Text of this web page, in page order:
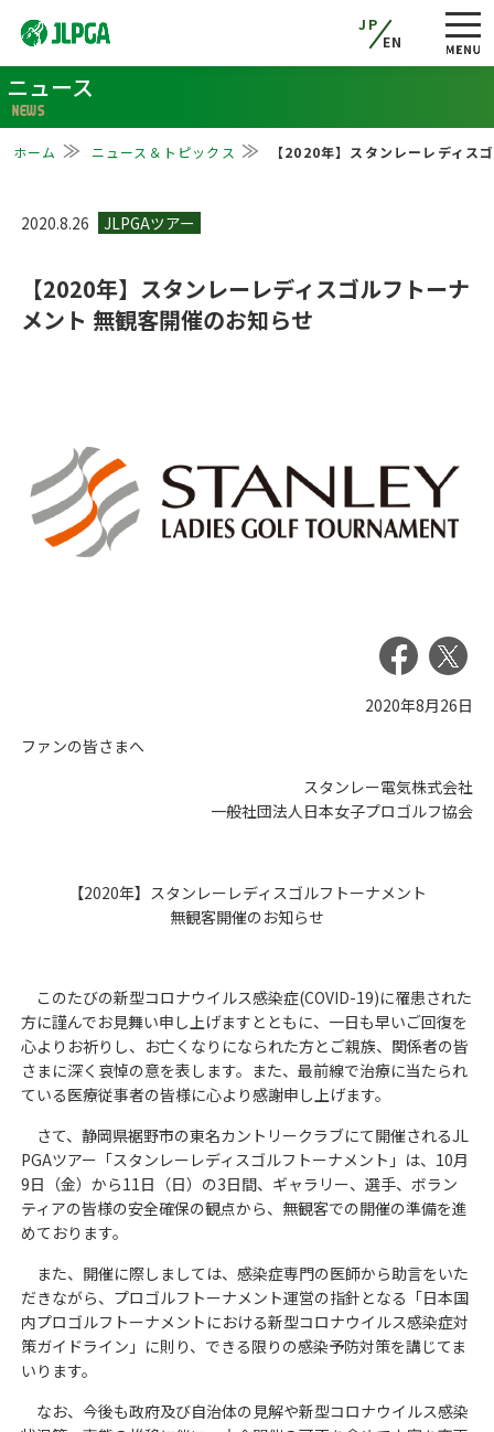
JP
EN
ニュース
NEWS
ホーム ニュース＆トピックス 【2020年】スタンレーレディス
2020.8.26
【2020年】スタンレーレディスゴルフトーナ
メント 無観客開催のお知らせ
2020年8月26日
ファンの皆さまへ
スタンレー電気株式会社
一般社団法人日本女子プロゴルフ協会
【2020年】スタンレーレディスゴルフトーナメント
無観客開催のお知らせ
このたびの新型コロナウイルス感染症(COVID-19)に罹患された
方に謹んでお見舞い申し上げますとともに、一日も早いご回復を
心よりお祈りし、お亡くなりになられた方とご親族、関係者の皆
さまに深く哀悼の意を表します。また、最前線で治療に当たられ
ている医療従事者の皆様に心より感謝申し上げます。
さて、静岡県裾野市の東名カントリークラブにて開催されるJL
PGAツアー「スタンレーレディスゴルフトーナメント」は、10月
9日（金）から11日（日）の3日間、ギャラリー、選手、ボラン
ティアの皆様の安全確保の観点から、無観客での開催の準備を進
めております。
また、開催に際しましては、感染症専門の医師から助言をいた
だきながら、プロゴルフトーナメント運営の指針となる「日本国
内プロゴルフトーナメントにおける新型コロナウイルス感染症対
策ガイドライン」に則り、できる限りの感染予防対策を講じてま
いります。
なお、今後も政府及び自治体の見解や新型コロナウイルス感染